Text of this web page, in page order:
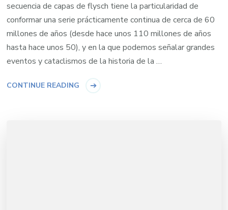
secuencia de capas de flysch tiene la particularidad de
conformar una serie prácticamente continua de cerca de 60
millones de años (desde hace unos 110 millones de años
hasta hace unos 50), y en la que podemos señalar grandes
eventos y cataclismos de la historia de la …
CONTINUE READING